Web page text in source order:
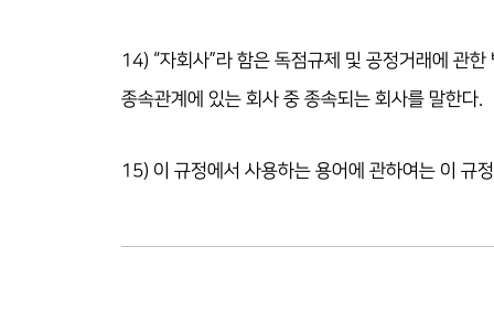
14) “자회사”라 함은 독점규제 및 공정거래에 관
종속관계에 있는 회사 중 종속되는 회사를 말한다.
15) 이 규정에서 사용하는 용어에 관하여는 이 규